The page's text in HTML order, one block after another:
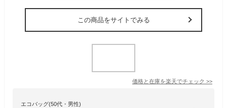
この商品をサイトでみる
価格と在庫を楽天でチェック >>
エコバッグ(50代・男性)